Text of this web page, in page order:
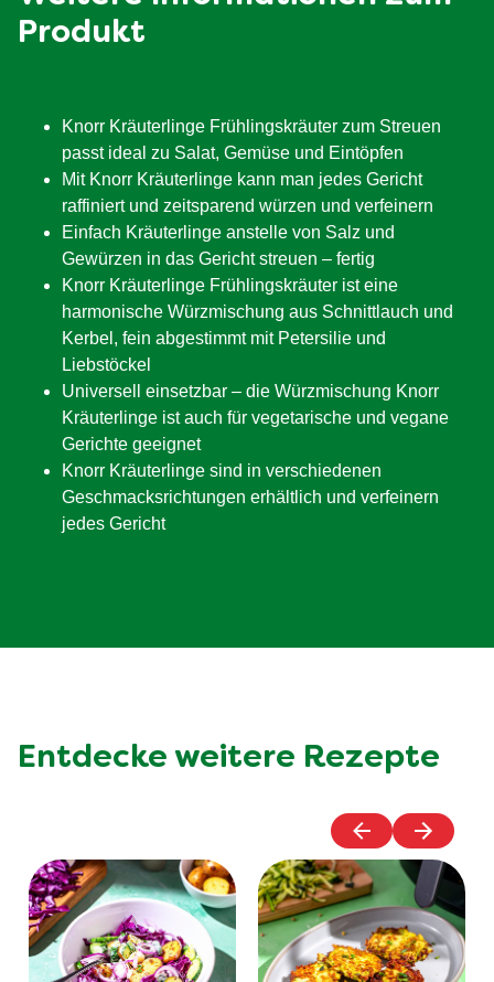
Produkt
Knorr Kräuterlinge Frühlingskräuter zum Streuen
passt ideal zu Salat, Gemüse und Eintöpfen
Mit Knorr Kräuterlinge kann man jedes Gericht
raffiniert und zeitsparend würzen und verfeinern
Einfach Kräuterlinge anstelle von Salz und
Gewürzen in das Gericht streuen – fertig
Knorr Kräuterlinge Frühlingskräuter ist eine
harmonische Würzmischung aus Schnittlauch und
Kerbel, fein abgestimmt mit Petersilie und
Liebstöckel
Universell einsetzbar – die Würzmischung Knorr
Kräuterlinge ist auch für vegetarische und vegane
Gerichte geeignet
Knorr Kräuterlinge sind in verschiedenen
Geschmacksrichtungen erhältlich und verfeinern
jedes Gericht
Entdecke weitere Rezepte